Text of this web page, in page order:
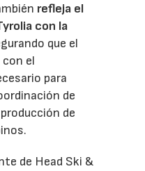
refleja el
con la
que el
el
para
de
de
de Head Ski &